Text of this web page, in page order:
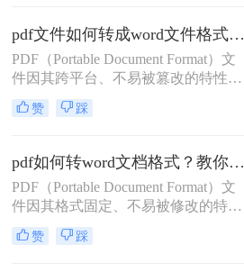
doc格式呢？本文将介绍三种常见的
PDF转DOC的方法。
pdf文件如何转成word文件格式？来学习这2种转换方法！
PDF（Portable Document Format）文
件因其跨平台、不易被篡改的特性，
广泛应用于文件传输和存储。然而，
有时我们需要将PDF文件转换为Word
新排版。那么pdf文件如何转成word文
件格式呢？本文将介绍两种将PDF转
换为Word文件格式的方法。
赞 踩
pdf如何转word文档格式？教你三种好用的转换方法！
PDF（Portable Document Format）文
件因其格式固定、不易被修改的特
点，广泛应用于各种文档传输和存储
场景。然而，有时我们需要将PDF文
赞 踩